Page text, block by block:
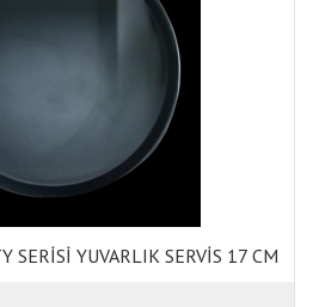
SERİSİ YUVARLIK SERVİS 17 CM